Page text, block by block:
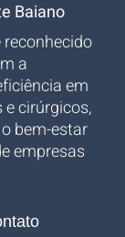
Baiano
a
em
cirúrgicos,
bem-estar
empresas